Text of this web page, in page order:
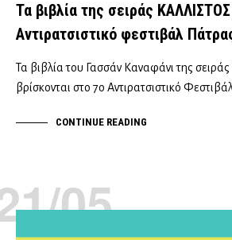
Τα βιβλία της σειράς
Αντιρατσιστικό φεστιβάλ
Τα βιβλία του Γασσάν Καναφάνι της
βρίσκονται στο 7ο Αντιρατσιστικό
CONTINUE READING
05